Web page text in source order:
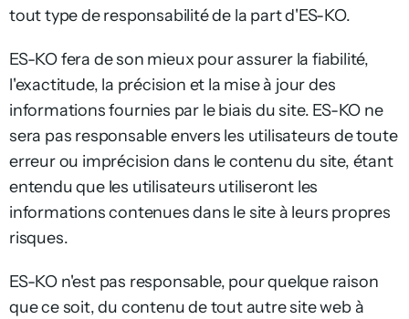
tout type de responsabilité de la part d'ES-KO.
ES-KO fera de son mieux pour assurer la fiabilité,
l'exactitude, la précision et la mise à jour des
informations fournies par le biais du site. ES-KO ne
sera pas responsable envers les utilisateurs de toute
erreur ou imprécision dans le contenu du site, étant
entendu que les utilisateurs utiliseront les
informations contenues dans le site à leurs propres
risques.
ES-KO n'est pas responsable, pour quelque raison
que ce soit, du contenu de tout autre site web à